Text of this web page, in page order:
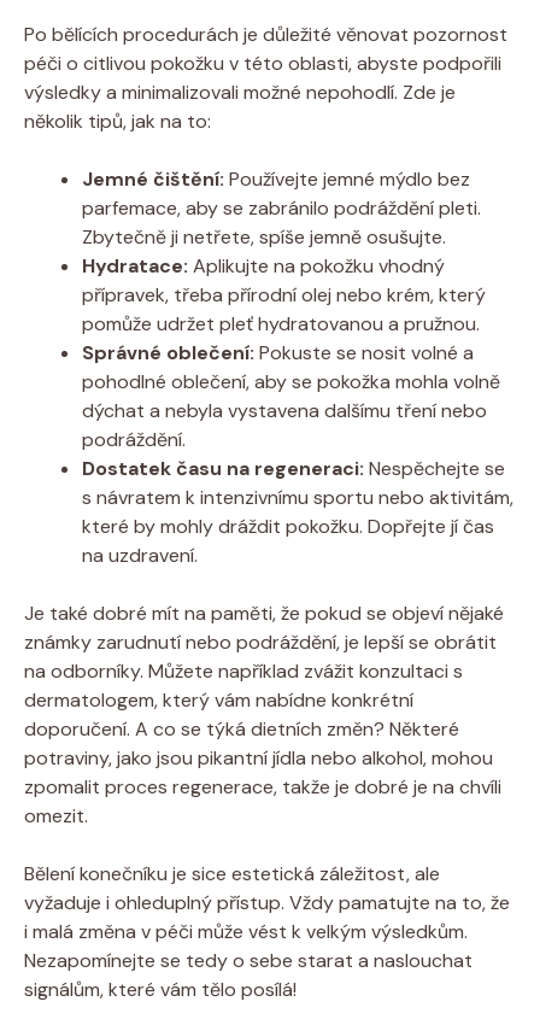
Po bělících procedurách je důležité věnovat pozornost
péči o citlivou pokožku v této oblasti, abyste podpořili
výsledky a minimalizovali možné nepohodlí. Zde je
několik tipů, jak na to:
Jemné čištění: Používejte jemné mýdlo bez
parfemace, aby se zabránilo podráždění pleti.
Zbytečně ji netřete, spíše jemně osušujte.
Hydratace: Aplikujte na pokožku vhodný
přípravek, třeba přírodní olej nebo krém, který
pomůže udržet pleť hydratovanou a pružnou.
Správné oblečení: Pokuste se nosit volné a
pohodlné oblečení, aby se pokožka mohla volně
dýchat a nebyla vystavena dalšímu tření nebo
podráždění.
Dostatek času na regeneraci: Nespěchejte se
s návratem k intenzivnímu sportu nebo aktivitám,
které by mohly dráždit pokožku. Dopřejte jí čas
na uzdravení.
Je také dobré mít na paměti, že pokud se objeví nějaké
známky zarudnutí nebo podráždění, je lepší se obrátit
na odborníky. Můžete například zvážit konzultaci s
dermatologem, který vám nabídne konkrétní
doporučení. A co se týká dietních změn? Některé
potraviny, jako jsou pikantní jídla nebo alkohol, mohou
zpomalit proces regenerace, takže je dobré je na chvíli
omezit.
Bělení konečníku je sice estetická záležitost, ale
vyžaduje i ohleduplný přístup. Vždy pamatujte na to, že
i malá změna v péči může vést k velkým výsledkům.
Nezapomínejte se tedy o sebe starat a naslouchat
signálům, které vám tělo posílá!